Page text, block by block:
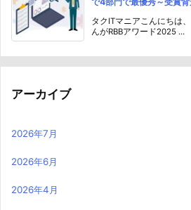
タクITマニアこんにちは
んがRBBアワード2025 ...
アーカイブ
2026年7月
2026年6月
2026年4月